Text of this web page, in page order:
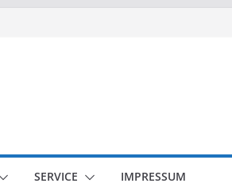
SERVICE IMPRESSUM